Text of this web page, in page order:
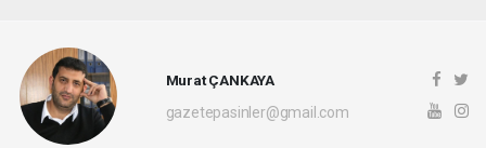
Murat ÇANKAYA
gazetepasinler@gmail.com